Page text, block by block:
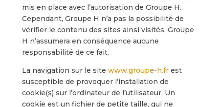
mis en place avec l’autorisation de Groupe H.
Cependant, Groupe H n’a pas la possibilité de
vérifier le contenu des sites ainsi visités. Groupe
H n’assumera en conséquence aucune
responsabilité de ce fait.
La navigation sur le site www.groupe-h.frest
susceptible de provoquer l’installation de
cookie(s) sur l’ordinateur de l’utilisateur. Un
cookie est un fichier de petite taille, qui ne